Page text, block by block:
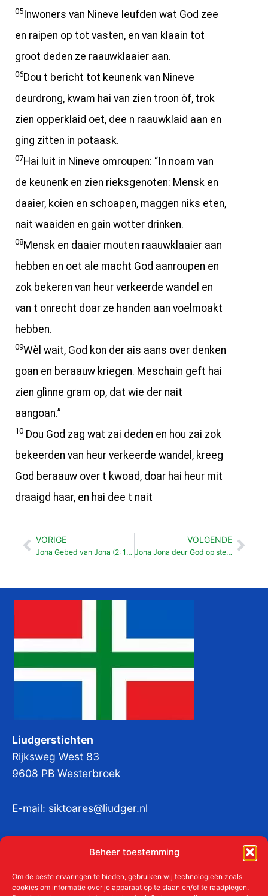
Beheer toestemming
Om de beste ervaringen te bieden, gebruiken wij technologieën zoals
cookies om informatie over je apparaat op te slaan en/of te raadplegen.
05 Inwoners van Nineve leufden wat God zee
en raipen op tot vasten, en van klaain tot
groot deden ze raauwklaaier aan.
06Dou t bericht tot keunenk van Nineve
deurdrong, kwam hai van zien troon òf, trok
zien opperklaid oet, dee n raauwklaid aan en
ging zitten in potaask.
07Hai luit in Nineve omroupen: “In noam van
de keunenk en zien rieksgenoten: Mensk en
daaier, koien en schoapen, maggen niks eten,
nait waaiden en gain wotter drinken.
08Mensk en daaier mouten raauwklaaier aan
hebben en oet ale macht God aanroupen en
zok bekeren van heur verkeerde wandel en
van t onrecht doar ze handen aan voelmoakt
hebben.
09Wèl wait, God kon der ais aans over denken
goan en beraauw kriegen. Meschain geft hai
zien glìnne gram op, dat wie der nait
aangoan.”
10 Dou God zag wat zai deden en hou zai zok
bekeerden van heur verkeerde wandel, kreeg
God beraauw over t kwoad, doar hai heur mit
draaigd haar, en hai dee t nait
Vorige
VORIGE
Jona Gebed van Jona (2: 1-10)
VOLGENDE
Jona Jona deur God op stee zet (4: 1-11)
Liudgerstichten
Rijksweg West 83
9608 PB Westerbroek
E-mail: siktoares@liudger.nl
KvKnr:41011712